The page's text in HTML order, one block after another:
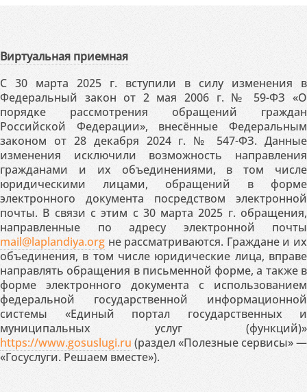
Виртуальная приемная
С 30 марта 2025 г. вступили в силу изменения в
Федеральный закон от 2 мая 2006 г. № 59-ФЗ «О
порядке рассмотрения обращений граждан
Российской Федерации», внесённые Федеральным
законом от 28 декабря 2024 г. № 547-ФЗ. Данные
изменения исключили возможность направления
гражданами и их объединениями, в том числе
юридическими лицами, обращений в форме
электронного документа посредством электронной
почты. В связи с этим с 30 марта 2025 г. обращения,
направленные по адресу электронной почты
mail@laplandiya.org не рассматриваются. Граждане и их
объединения, в том числе юридические лица, вправе
направлять обращения в письменной форме, а также в
форме электронного документа с использованием
федеральной государственной информационной
системы «Единый портал государственных и
муниципальных услуг (функций)»
https://www.gosuslugi.ru (раздел «Полезные сервисы» —
«Госуслуги. Решаем вместе»).